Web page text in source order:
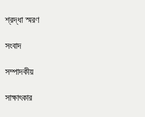
শ্রদ্ধা স্মরণ
সংবাদ
সম্পাদকীয়
সাক্ষাৎকার